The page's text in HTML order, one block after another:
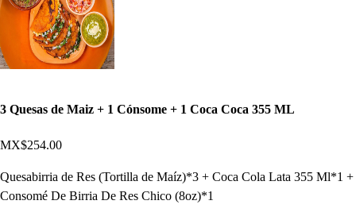
3 Quesas de Maiz + 1 Cónsome + 1 Coca Coca 355 ML
MX$254.00
Quesabirria de Res (Tortilla de Maíz)*3 + Coca Cola Lata 355 Ml*1 +
Consomé De Birria De Res Chico (8oz)*1